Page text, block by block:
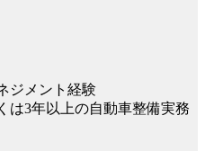
ジメント経験
は3年以上の自動車整備実務